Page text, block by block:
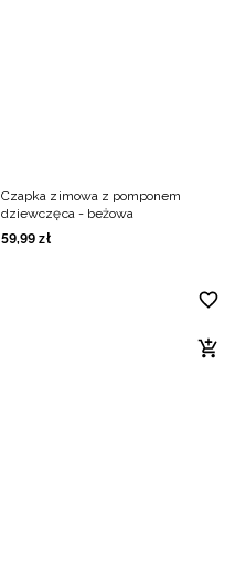
Czapka zimowa z pomponem
dziewczęca - beżowa
59,99 zł